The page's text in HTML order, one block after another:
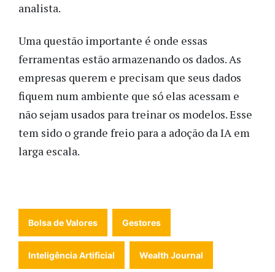
analista.
Uma questão importante é onde essas
ferramentas estão armazenando os dados. As
empresas querem e precisam que seus dados
fiquem num ambiente que só elas acessam e
não sejam usados para treinar os modelos. Esse
tem sido o grande freio para a adoção da IA em
larga escala.
Bolsa de Valores Gestores
Inteligência Artificial Wealth Journal